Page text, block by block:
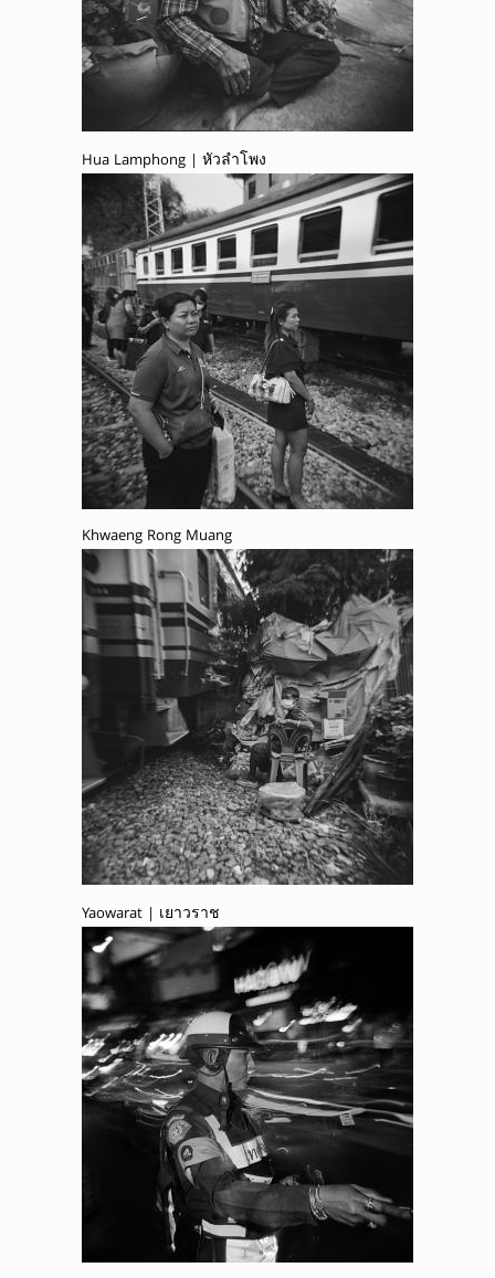
Hua Lamphong | หัวลำโพง
Khwaeng Rong Muang
Yaowarat | เยาวราช